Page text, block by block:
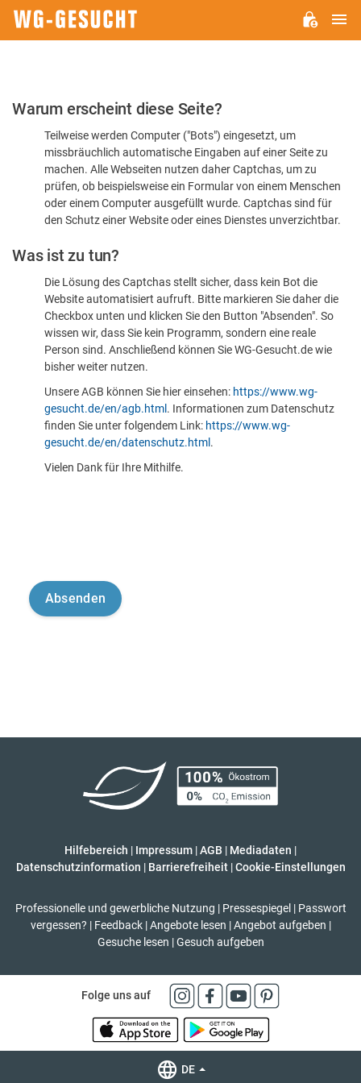
Bitte
dass
sind
Warum erscheint diese Seite?
Teilweise werden Computer ("Bots") eingesetzt, um
missbräuchlich automatische Eingaben auf einer Seite zu
machen. Alle Webseiten nutzen daher Captchas, um zu
prüfen, ob beispielsweise ein Formular von einem Menschen
oder einem Computer ausgefüllt wurde. Captchas sind für
den Schutz einer Website oder eines Dienstes unverzichtbar.
Was ist zu tun?
Die Lösung des Captchas stellt sicher, dass kein Bot die
Website automatisiert aufruft. Bitte markieren Sie daher die
Checkbox unten und klicken Sie den Button "Absenden". So
wissen wir, dass Sie kein Programm, sondern eine reale
Person sind. Anschließend können Sie WG-Gesucht.de wie
bisher weiter nutzen.
Unsere AGB können Sie hier einsehen: https://www.wg-
gesucht.de/en/agb.html . Informationen zum Datenschutz
finden Sie unter folgendem Link: https://www.wg-
gesucht.de/en/datenschutz.html .
Vielen Dank für Ihre Mithilfe.
Hilfebereich | Impressum |AGB | Mediadaten |
Datenschutzinformation | Barrierefreiheit | Cookie-Einstellungen
Professionelle und gewerbliche Nutzung | Pressespiegel | Passwort
vergessen? | Feedback | Angebote lesen | Angebot aufgeben |
Gesuche lesen | Gesuch aufgeben
Folge uns auf
DE